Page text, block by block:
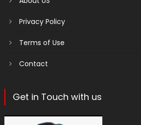
Privacy Policy
Terms of Use
Contact
Get in Touch with us